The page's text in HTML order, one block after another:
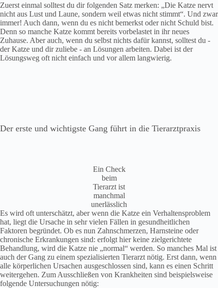
Zuerst einmal solltest du dir folgenden Satz merken: „Die Katze nervt
nicht aus Lust und Laune, sondern weil etwas nicht stimmt“. Und zwar
immer! Auch dann, wenn du es nicht bemerkst oder nicht Schuld bist.
Denn so manche Katze kommt bereits vorbelastet in ihr neues
Zuhause. Aber auch, wenn du selbst nichts dafür kannst, solltest du ‐
der Katze und dir zuliebe ‐ an Lösungen arbeiten. Dabei ist der
Lösungsweg oft nicht einfach und vor allem langwierig.
Der erste und wichtigste Gang führt in die Tierarztpraxis
Ein Check
beim
Tierarzt ist
manchmal
unerlässlich
Es wird oft unterschätzt, aber wenn die Katze ein Verhaltensproblem
hat, liegt die Ursache in sehr vielen Fällen in gesundheitlichen
Faktoren begründet. Ob es nun Zahnschmerzen, Harnsteine oder
chronische Erkrankungen sind: erfolgt hier keine zielgerichtete
Behandlung, wird die Katze nie „normal“ werden. So manches Mal ist
auch der Gang zu einem spezialisierten Tierarzt nötig. Erst dann, wenn
alle körperlichen Ursachen ausgeschlossen sind, kann es einen Schritt
weitergehen. Zum Ausschließen von Krankheiten sind beispielsweise
folgende Untersuchungen nötig: